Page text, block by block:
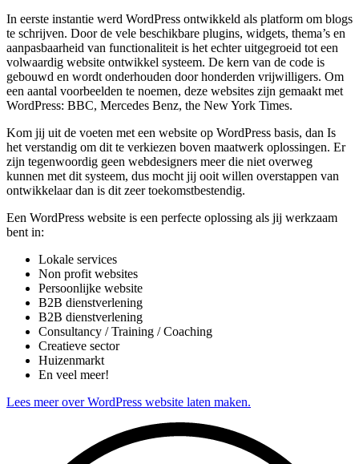
In eerste instantie werd WordPress ontwikkeld als platform om blogs
te schrijven. Door de vele beschikbare plugins, widgets, thema’s en
aanpasbaarheid van functionaliteit is het echter uitgegroeid tot een
volwaardig website ontwikkel systeem. De kern van de code is
gebouwd en wordt onderhouden door honderden vrijwilligers. Om
een aantal voorbeelden te noemen, deze websites zijn gemaakt met
WordPress: BBC, Mercedes Benz, the New York Times.
Kom jij uit de voeten met een website op WordPress basis, dan Is
het verstandig om dit te verkiezen boven maatwerk oplossingen. Er
zijn tegenwoordig geen webdesigners meer die niet overweg
kunnen met dit systeem, dus mocht jij ooit willen overstappen van
ontwikkelaar dan is dit zeer toekomstbestendig.
Een WordPress website is een perfecte oplossing als jij werkzaam
bent in:
Lokale services
Non profit websites
Persoonlijke website
B2B dienstverlening
B2B dienstverlening
Consultancy / Training / Coaching
Creatieve sector
Huizenmarkt
En veel meer!
Lees meer over WordPress website laten maken.